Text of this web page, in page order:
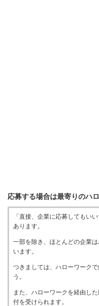
応募する場合は最寄りのハ
「直接、企業に応募してもい
あります。
一部を除き、ほとんどの企業
います。
つきましては、ハローワーク
う。
また、ハローワークを経由し
付を受けられます。